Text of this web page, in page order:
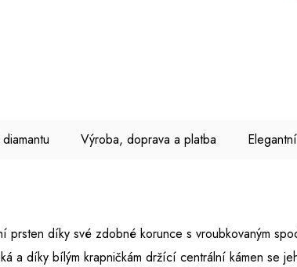
Výroba, doprava a platba
díky své zdobné korunce s vroubkovaným
a díky bílým krapničkám držící centrální kámen se